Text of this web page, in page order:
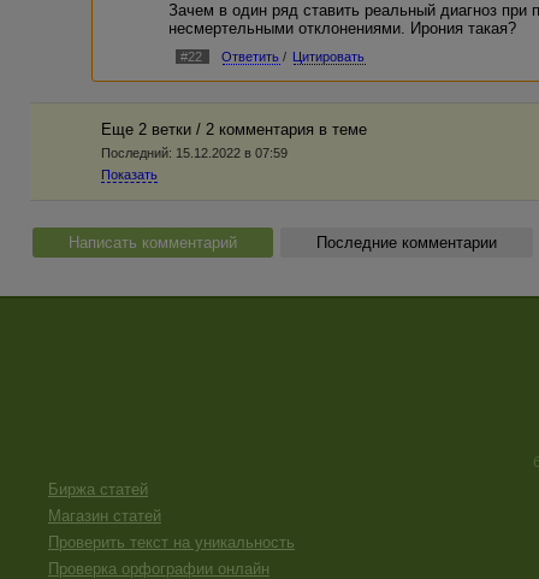
Зачем в один ряд ставить реальный диагноз
несмертельными отклонениями. Ирония такая?
#22 Ответить / Цитировать
Еще 2 ветки / 2 комментария в темe
Последний: 15.12.2022 в 07:59
Показать
Написать комментарий Последние комментарии
Биржа статей
Магазин статей
Проверить текст на уникальность
Проверка орфографии онлайн